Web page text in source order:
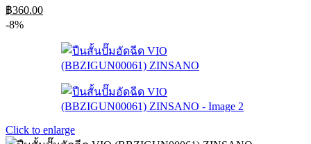
Original
price
was:
฿360.00Current
price
฿360.00.
-8%
Click to enlarge